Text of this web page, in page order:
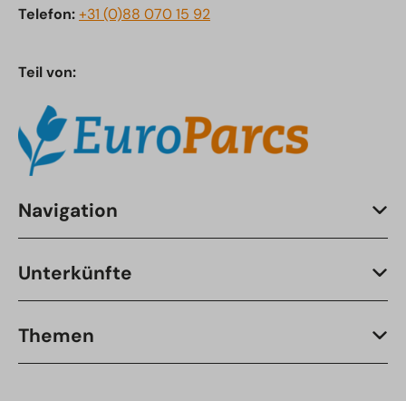
Telefon:+31 (0)88 070 15 92
Teil von:
Navigation
Unterkünfte
Themen